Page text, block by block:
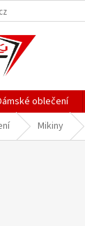
oblečení
Mikiny